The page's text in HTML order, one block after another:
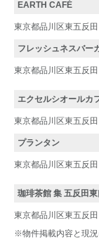
EARTH CAFÉ
東京都品川区東五反
フレッシュネスバー
東京都品川区東五反
エクセルシオールカ
東京都品川区東五反
プランタン
東京都品川区東五反田
珈琲茶館 集 五反田
東京都品川区東五反
※物件掲載内容と現況